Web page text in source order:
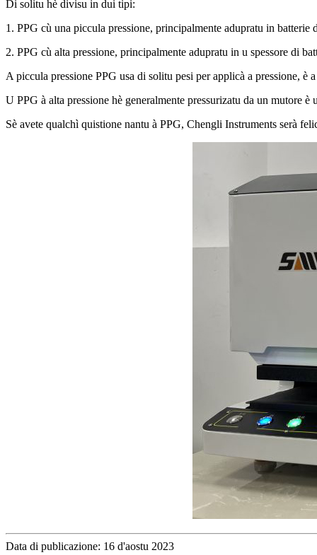
Di solitu hè divisu in dui tipi:
1. PPG cù una piccula pressione, principalmente adupratu in
2. PPG cù alta pressione, principalmente adupratu in u spessore di
A piccula pressione PPG usa di solitu pesi per applicà a pressione, è
U PPG à alta pressione hè generalmente pressurizatu da un mutore
Sè avete qualchì quistione nantu à PPG, Chengli Instruments serà
Data di publicazione: 16 d'aostu 2023